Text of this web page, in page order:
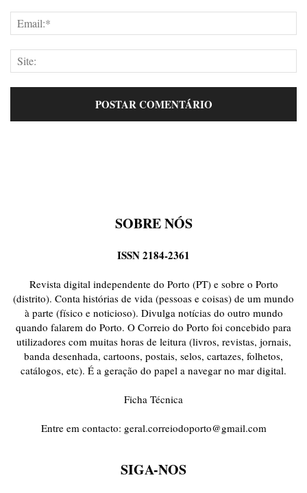
SOBRE NÓS
ISSN 2184-2361
Revista digital independente do Porto (PT) e sobre o Porto
(distrito). Conta histórias de vida (pessoas e coisas) de um mundo
à parte (físico e noticioso). Divulga notícias do outro mundo
quando falarem do Porto. O Correio do Porto foi concebido para
utilizadores com muitas horas de leitura (livros, revistas, jornais,
banda desenhada, cartoons, postais, selos, cartazes, folhetos,
catálogos, etc). É a geração do papel a navegar no mar digital.
Ficha Técnica
Entre em contacto: geral.correiodoporto@gmail.com
SIGA-NOS